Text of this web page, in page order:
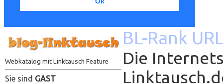
Webkatalog mit Linktausch Feature
Sie sind GAST
BL-Rank
Die